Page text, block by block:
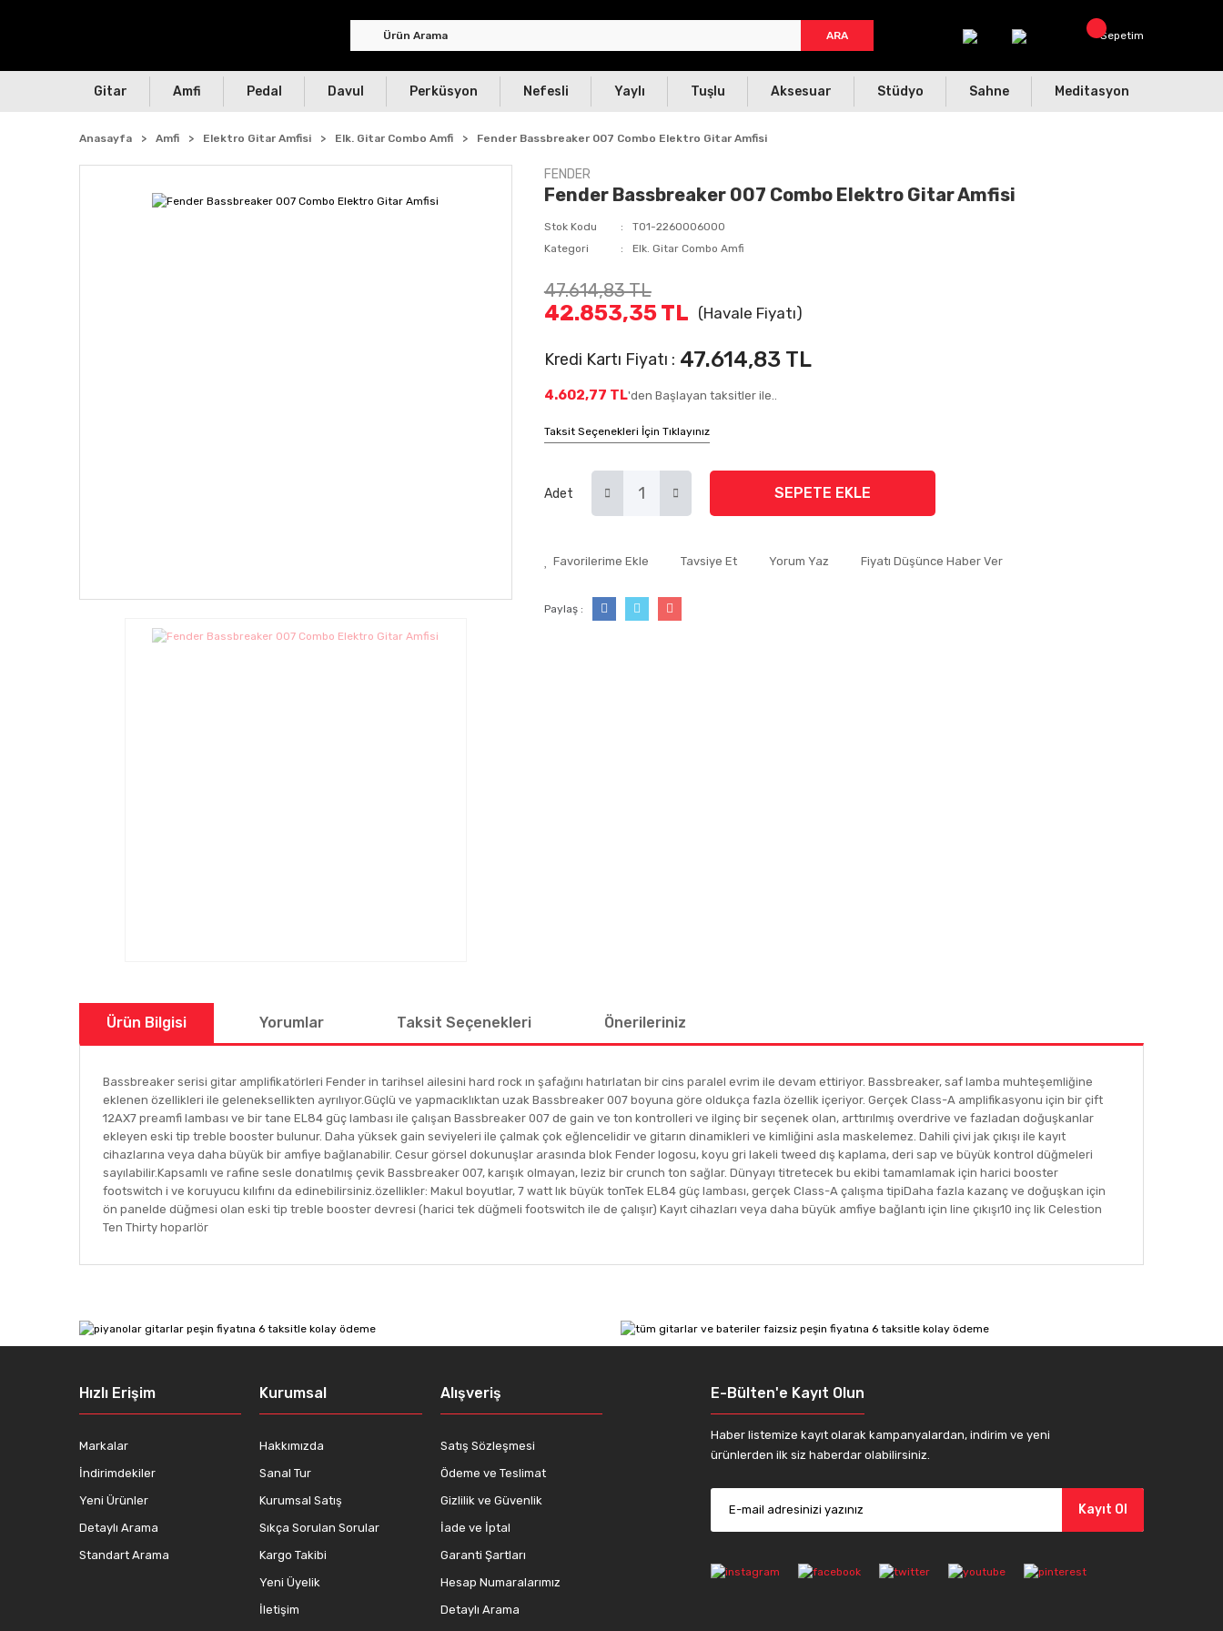
ARA Sepetim
Gitar Amfi Pedal Davul Perküsyon Nefesli Yaylı Tuşlu Aksesuar Stüdyo Sahne Meditasyon
Anasayfa Amfi Elektro Gitar Amfisi Elk. Gitar Combo Amfi Fender Bassbreaker 007 Combo Elektro Gitar Amfisi
FENDER
Fender Bassbreaker 007 Combo Elektro Gitar Amfisi
Stok Kodu
T01-2260006000
Kategori
Elk. Gitar Combo Amfi
47.614,83 TL
42.853,35 TL (Havale Fiyatı)
Kredi Kartı Fiyatı : 47.614,83 TL
4.602,77 TL'den Başlayan taksitler ile..
Taksit Seçenekleri İçin Tıklayınız
Adet SEPETE EKLE
Tavsiye Et Yorum Yaz Fiyatı Düşünce Haber Ver
Paylaş :
Ürün Bilgisi Yorumlar Taksit Seçenekleri Önerileriniz
Bassbreaker serisi gitar amplifikatörleri Fender in tarihsel ailesini hard rock ın şafağını hatırlatan bir cins paralel evrim ile devam ettiriyor. Bassbreaker, saf lamba muhteşemliğine
eklenen özellikleri ile geleneksellikten ayrılıyor.Güçlü ve yapmacıklıktan uzak Bassbreaker 007 boyuna göre oldukça fazla özellik içeriyor. Gerçek Class-A amplifikasyonu için bir çift
12AX7 preamfi lambası ve bir tane EL84 güç lambası ile çalışan Bassbreaker 007 de gain ve ton kontrolleri ve ilginç bir seçenek olan, arttırılmış overdrive ve fazladan doğuşkanlar
ekleyen eski tip treble booster bulunur. Daha yüksek gain seviyeleri ile çalmak çok eğlencelidir ve gitarın dinamikleri ve kimliğini asla maskelemez. Dahili çivi jak çıkışı ile kayıt
cihazlarına veya daha büyük bir amfiye bağlanabilir. Cesur görsel dokunuşlar arasında blok Fender logosu, koyu gri lakeli tweed dış kaplama, deri sap ve büyük kontrol düğmeleri
sayılabilir.Kapsamlı ve rafine sesle donatılmış çevik Bassbreaker 007, karışık olmayan, leziz bir crunch ton sağlar. Dünyayı titretecek bu ekibi tamamlamak için harici booster
footswitch i ve koruyucu kılıfını da edinebilirsiniz.özellikler: Makul boyutlar, 7 watt lık büyük tonTek EL84 güç lambası, gerçek Class-A çalışma tipiDaha fazla kazanç ve doğuşkan için
ön panelde düğmesi olan eski tip treble booster devresi (harici tek düğmeli footswitch ile de çalışır) Kayıt cihazları veya daha büyük amfiye bağlantı için line çıkışı10 inç lik Celestion
Ten Thirty hoparlör
Yorum Yaz
Görüş ve önerileriniz için teşekkür ederiz.
Ürün açıklamasında eksik bilgiler bulunuyor.
Ürün fiyatı diğer sitelerden daha pahalı.
Hızlı Erişim
Markalar
İndirimdekiler
Yeni Ürünler
Detaylı Arama
Standart Arama
Kurumsal
Hakkımızda
Sanal Tur
Kurumsal Satış
Sıkça Sorulan Sorular
Kargo Takibi
Yeni Üyelik
İletişim
Alışveriş
Satış Sözleşmesi
Ödeme ve Teslimat
Gizlilik ve Güvenlik
İade ve İptal
Garanti Şartları
Hesap Numaralarımız
Detaylı Arama
E-Bülten'e Kayıt Olun
Haber listemize kayıt olarak kampanyalardan, indirim ve yeni
ürünlerden ilk siz haberdar olabilirsiniz.
Kayıt Ol